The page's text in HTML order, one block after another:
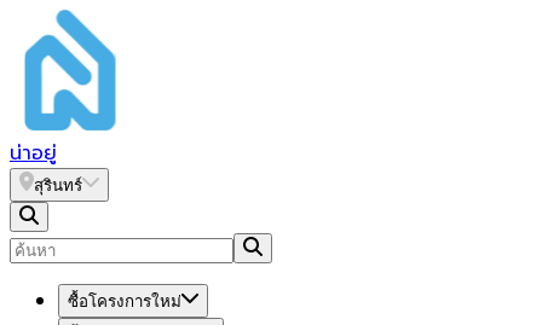
น่าอยู่
สุรินทร์
ซื้อโครงการใหม่